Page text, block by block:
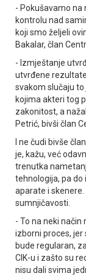
- Pokušavamo na
kontrolu nad
koji smo željeli
Bakalar, član
- Izmještanje
utvrđene
svakom slučaju
kojima akteri tog
zakonitost, a
Petrić, bivši član
I ne čudi bivše
je, kažu, već
trenutka
tehnologija, pa
aparate i
sumnjičavosti.
- To na neki
izborni proces, jer
bude regularan,
CIK-u i zašto su
nisu dali svima